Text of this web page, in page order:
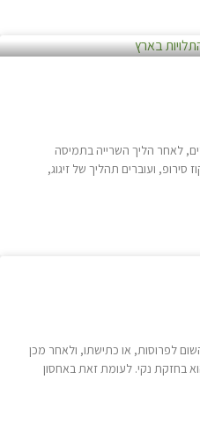
לאחר הליך השרייה בתמיסה
מושרים בכ 30% גלוקוז סירופ, ועוברים תהליך של זיגוג,
לפרוסות, או כתישתו, ולאחר מכן
בחזקת נקי. לעומת זאת באחסון